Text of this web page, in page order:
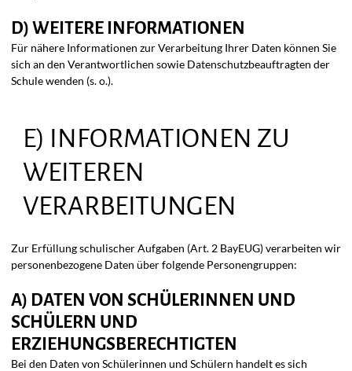
D) WEITERE INFORMATIONEN
Für nähere Informationen zur Verarbeitung Ihrer Daten können Sie
sich an den Verantwortlichen sowie Datenschutzbeauftragten der
Schule wenden (s. o.).
E) INFORMATIONEN ZU
WEITEREN
VERARBEITUNGEN
Zur Erfüllung schulischer Aufgaben (Art. 2 BayEUG) verarbeiten wir
personenbezogene Daten über folgende Personengruppen:
A) DATEN VON SCHÜLERINNEN UND
SCHÜLERN UND
ERZIEHUNGSBERECHTIGTEN
Bei den Daten von Schülerinnen und Schülern handelt es sich